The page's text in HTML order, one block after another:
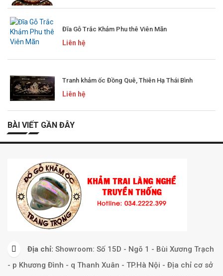
Đĩa Gỗ Trắc Khảm Phu thê Viên Mãn
Liên hệ
Tranh khảm ốc Đồng Quê, Thiên Hạ Thái Bình
Liên hệ
BÀI VIẾT GẦN ĐÂY
Địa chỉ: Showroom: Số 15D - Ngõ 1 - Bùi Xương Trạch
- p Khương Đình - q Thanh Xuân - TP.Hà Nội - Địa chỉ cơ sở